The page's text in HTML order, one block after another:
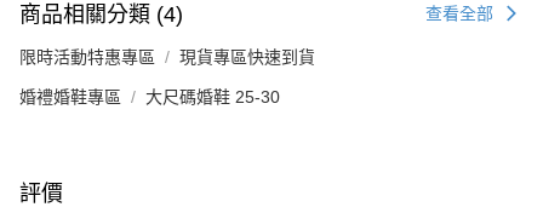
商品相關分類 (4) 查看全部
限時活動特惠專區 現貨專區快速到貨
婚禮婚鞋專區 大尺碼婚鞋 25-30
評價